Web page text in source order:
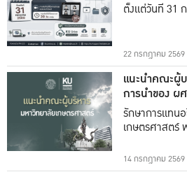
ตั้งแต่วันที่ 31
22 กรกฎาคม 2569
แนะนำคณะผู้
การนำของ ผ
ธรรม
รักษาการแทน
เกษตรศาสตร์
14 กรกฎาคม 2569